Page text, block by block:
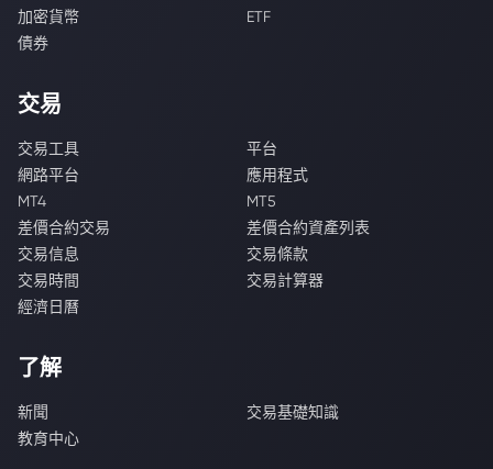
加密貨幣
ETF
債券
交易
交易工具
平台
網路平台
應用程式
MT4
MT5
差價合約交易
差價合約資產列表
交易信息
交易條款
交易時間
交易計算器
經濟日曆
了解
新聞
交易基礎知識
教育中心